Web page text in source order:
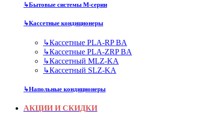
↳Бытовые системы M-серии
↳Кассетные кондиционеры
↳Кассетные PLA-RP BA
↳Кассетные PLA-ZRP BA
↳Кассетный MLZ-KA
↳Кассетный SLZ-KA
↳Напольные кондиционеры
АКЦИИ И СКИДКИ